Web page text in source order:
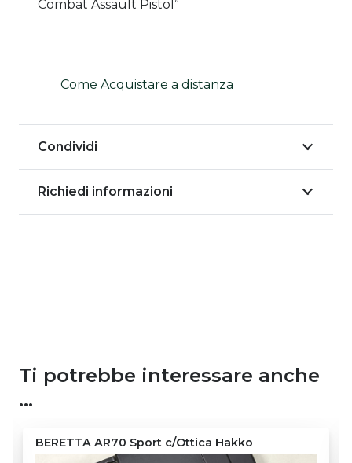
Combat Assault Pistol”
Come Acquistare a distanza
Condividi
Richiedi informazioni
Ti potrebbe interessare anche
…
BERETTA AR70 Sport c/Ottica Hakko